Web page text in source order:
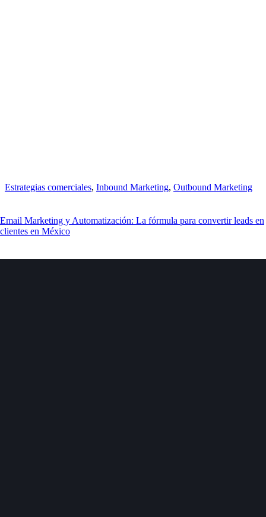
Estrategias comerciales, Inbound Marketing, Outbound Marketing
Email Marketing y Automatización: La fórmula para convertir leads en
clientes en México